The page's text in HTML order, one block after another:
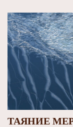
ТАЯНИЕ